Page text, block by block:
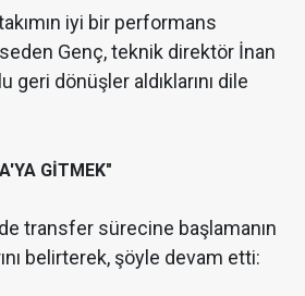
iyi bir performans
Genç, teknik direktör İnan
dönüşler aldıklarını dile
GİTMEK"
transfer sürecine başlamanın
belirterek, şöyle devam etti: